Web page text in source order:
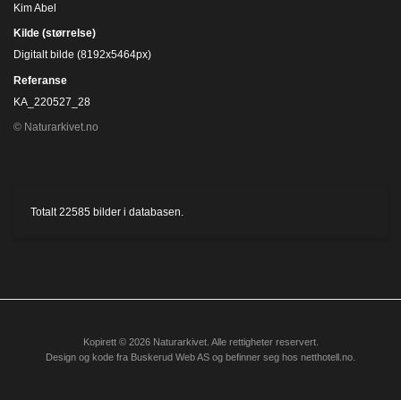
Kim Abel
Kilde (størrelse)
Digitalt bilde (8192x5464px)
Referanse
KA_220527_28
© Naturarkivet.no
Totalt22585 bilder i databasen.
Kopirett © 2026 Naturarkivet. Alle rettigheter reservert.
Design og kode fra Buskerud Web AS og befinner seg hos netthotell.no